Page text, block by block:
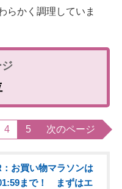
らかく調理していま
4 5 次のページ
：お買い物マラソンは
まで！ まずはエ